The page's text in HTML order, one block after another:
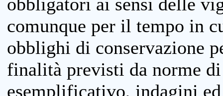
comunque per il tempo in
obblighi di conservazione
finalità previsti da norme
esemplificativo, indagini